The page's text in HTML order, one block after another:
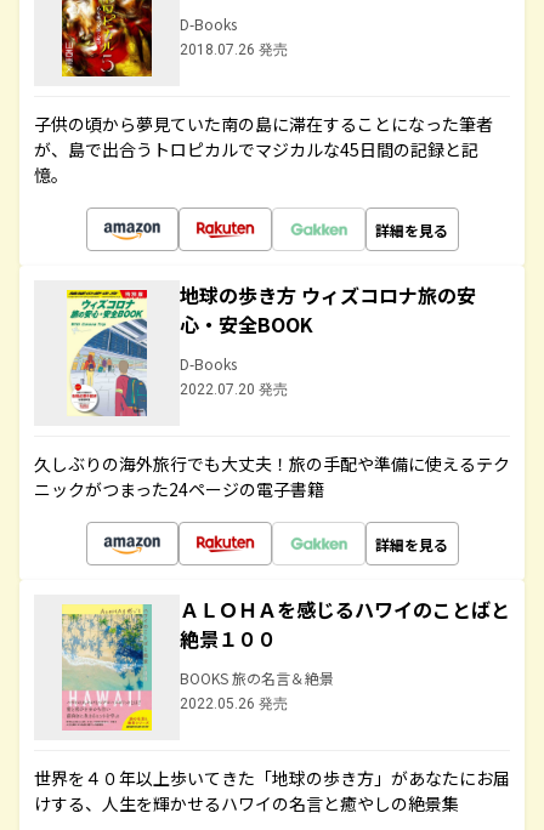
D-Books
2018.07.26 発売
子供の頃から夢見ていた南の島に滞在することになった筆者
が、島で出合うトロピカルでマジカルな45日間の記録と記
憶。
詳細を見る
地球の歩き方 ウィズコロナ旅の安
心・安全BOOK
D-Books
2022.07.20 発売
久しぶりの海外旅行でも大丈夫！旅の手配や準備に使えるテク
ニックがつまった24ページの電子書籍
詳細を見る
ＡＬＯＨＡを感じるハワイのことばと
絶景１００
BOOKS 旅の名言＆絶景
2022.05.26 発売
世界を４０年以上歩いてきた「地球の歩き方」があなたにお届
けする、人生を輝かせるハワイの名言と癒やしの絶景集